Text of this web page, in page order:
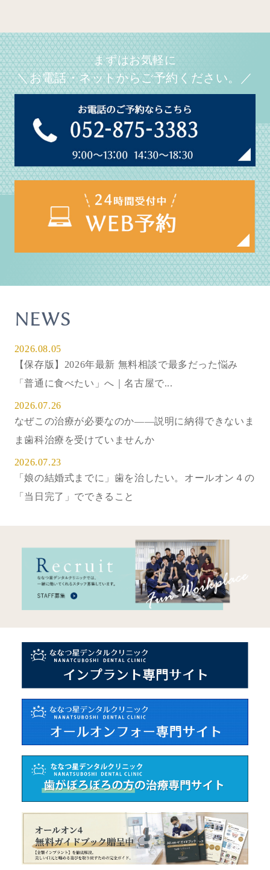
まずはお気軽に
＼お電話・ネットからご予約ください。／
NEWS
2026.08.05
【保存版】2026年最新 無料相談で最多だった悩み
「普通に食べたい」へ｜名古屋で...
2026.07.26
なぜこの治療が必要なのか——説明に納得できないま
ま歯科治療を受けていませんか
2026.07.23
「娘の結婚式までに」歯を治したい。オールオン４の
「当日完了」でできること